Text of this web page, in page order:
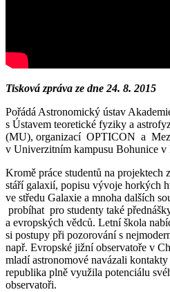
Tisková zpráva ze dne 24. 8. 2015
Pořádá Astronomický ústav
s Ústavem teoretické fyziky a
(MU), organizací OPTICON a
v Univerzitním kampusu Bohunice v
Kromě práce studentů na projektech
stáří galaxií, popisu vývoje horkých
ve středu Galaxie a mnoha dalších
probíhat pro studenty také
a evropských vědců. Letní škola
si postupy při pozorování s
např. Evropské jižní observatoře v
mladí astronomové navázali
republika plně využila potenciálu
observatoři.